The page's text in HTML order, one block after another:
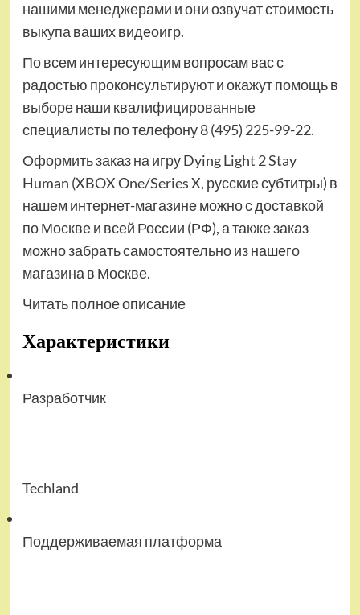
нашими менеджерами и они озвучат стоимость
выкупа ваших видеоигр.
По всем интересующим вопросам вас с
радостью проконсультируют и окажут помощь в
выборе наши квалифицированные
специалисты по телефону 8 (495) 225-99-22.
Оформить заказ на игру Dying Light 2 Stay
Human (XBOX One/Series X, русские субтитры) в
нашем интернет-магазине можно с доставкой
по Москве и всей России (РФ), а также заказ
можно забрать самостоятельно из нашего
магазина в Москве.
Читать полное описание
Характеристики
Разработчик
Techland
Поддерживаемая платформа